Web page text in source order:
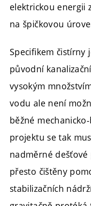
elektrickou energii
na špičkovou
Specifikem čistírny
původní
vysokým
vodu ale není
běžné
projektu se tak
nadměrné
přesto čištěny
stabilizačních